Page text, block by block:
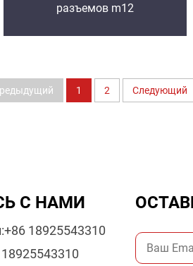
разъемов m12
1 2 Следующий
С НАМИ
+86 18925543310